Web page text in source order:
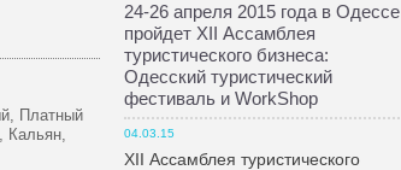
Платный
Кальян,
24-26 апреля 2015 года в Одессе
пройдет XII Ассамблея
туристического бизнеса:
Одесский туристический
фестиваль и WorkShop
04.03.15
XII Ассамблея туристического